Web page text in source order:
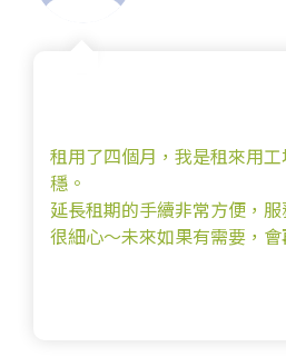
月，我是租來用工地攝影機，網
手續非常方便，服務人員態度很好
來如果有需要，會再租用！